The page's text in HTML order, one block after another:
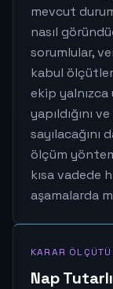
mevcut
nasıl
sorumlular,
kabul
ekip
yapıldığını
ölçüm
kısa vadede
aşamalarda
KARAR
Nap